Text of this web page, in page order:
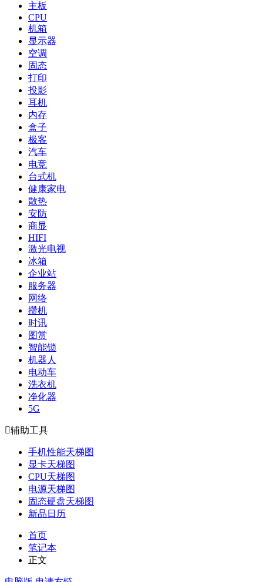
主板
CPU
机箱
显示器
空调
固态
打印
投影
耳机
内存
盒子
极客
汽车
电竞
台式机
健康家电
散热
安防
商显
HIFI
激光电视
冰箱
企业站
服务器
网络
攒机
时讯
图赏
智能锁
机器人
电动车
洗衣机
净化器
5G
辅助工具
手机性能天梯图
显卡天梯图
CPU天梯图
电源天梯图
固态硬盘天梯图
新品日历
首页
笔记本
正文